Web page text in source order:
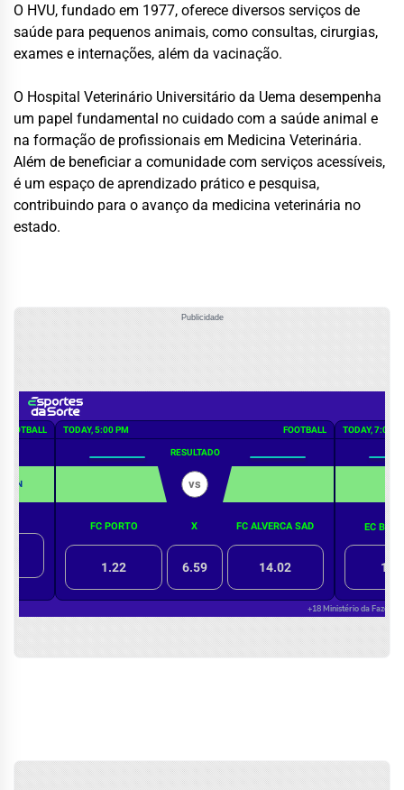
O HVU, fundado em 1977, oferece diversos serviços de
saúde para pequenos animais, como consultas, cirurgias,
exames e internações, além da vacinação.
O Hospital Veterinário Universitário da Uema desempenha
um papel fundamental no cuidado com a saúde animal e
na formação de profissionais em Medicina Veterinária.
Além de beneficiar a comunidade com serviços acessíveis,
é um espaço de aprendizado prático e pesquisa,
contribuindo para o avanço da medicina veterinária no
estado.
Publicidade